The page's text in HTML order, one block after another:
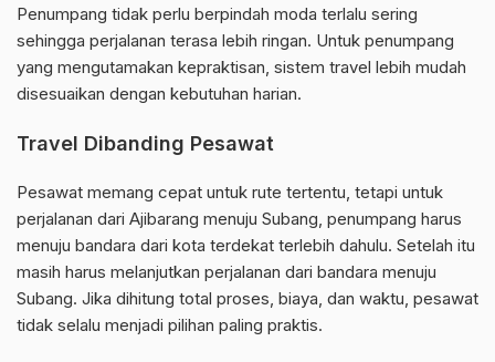
Penumpang tidak perlu berpindah moda terlalu sering
sehingga perjalanan terasa lebih ringan. Untuk penumpang
yang mengutamakan kepraktisan, sistem travel lebih mudah
disesuaikan dengan kebutuhan harian.
Travel Dibanding Pesawat
Pesawat memang cepat untuk rute tertentu, tetapi untuk
perjalanan dari Ajibarang menuju Subang, penumpang harus
menuju bandara dari kota terdekat terlebih dahulu. Setelah itu
masih harus melanjutkan perjalanan dari bandara menuju
Subang. Jika dihitung total proses, biaya, dan waktu, pesawat
tidak selalu menjadi pilihan paling praktis.